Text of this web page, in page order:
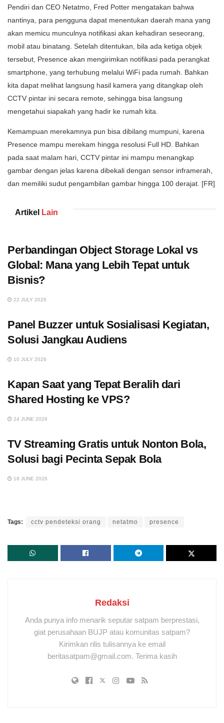
Pendiri dan CEO Netatmo, Fred Potter mengatakan bahwa
nantinya, para pengguna dapat menentukan daerah mana yang
akan memicu munculnya notifikasi akan kehadiran seseorang,
mobil atau binatang. Setelah ditentukan, bila ada ketiga objek
tersebut, Presence akan mengirimkan notifikasi pada perangkat
smartphone, yang terhubung melalui WiFi pada rumah. Bahkan
kita dapat melihat langsung hasil kamera yang ditangkap oleh
CCTV pintar ini secara remote, sehingga bisa langsung
mengetahui siapakah yang hadir ke rumah kita.
Kemampuan merekamnya pun bisa dibilang mumpuni, karena
Presence mampu merekam hingga resolusi Full HD. Bahkan
pada saat malam hari, CCTV pintar ini mampu menangkap
gambar dengan jelas karena dibekali dengan sensor inframerah,
dan memiliki sudut pengambilan gambar hingga 100 derajat. [FR]
Artikel Lain
Perbandingan Object Storage Lokal vs
Global: Mana yang Lebih Tepat untuk
Bisnis?
22 JULY 2026
Panel Buzzer untuk Sosialisasi Kegiatan,
Solusi Jangkau Audiens
10 JULY 2026
Kapan Saat yang Tepat Beralih dari
Shared Hosting ke VPS?
24 JUNE 2026
TV Streaming Gratis untuk Nonton Bola,
Solusi bagi Pecinta Sepak Bola
18 JUNE 2026
Tags: cctv pendeteksi orang netatmo presence
Redaksi
Anda punya info menarik seputar satpam berprestasi,
giat perusahaan BUJP atau komunitas satpam?
Kirimkan rilis tulisannya ke email
beritasatpam@gmail.com. Terima kasih